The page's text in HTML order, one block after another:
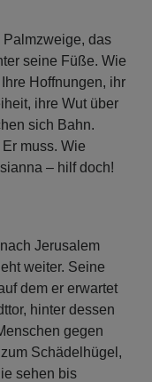
Palmzweige, das
seine Füße. Wie
Hoffnungen, ihr
ihre Wut über
sich Bahn.
muss. Wie
– hilf doch!
Jerusalem
weiter. Seine
dem er erwartet
hinter dessen
gegen
Schädelhügel,
sehen bis